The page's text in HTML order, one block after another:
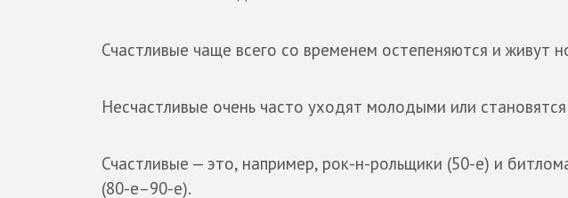
Счастливые чаще всего со временем остепеняются и живут
Несчастливые очень часто уходят молодыми или
Счастливые — это, например, рок-н-рольщики (50-е) и
(80-е–90-е).